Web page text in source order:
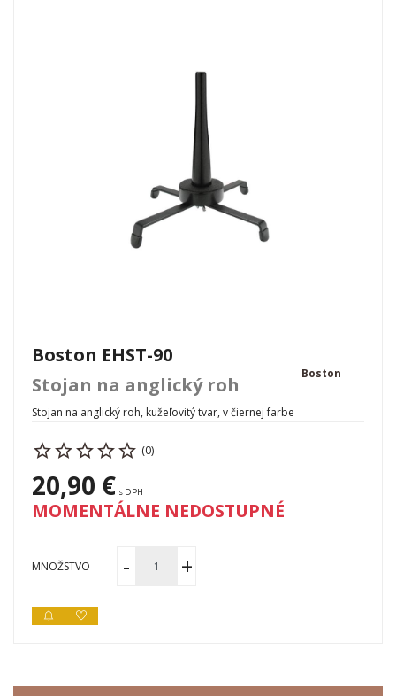
Boston EHST-90
Stojan na anglický roh
Boston
Stojan na anglický roh, kužeľovitý tvar, v čiernej farbe
(0)
20,90 € s DPH
MOMENTÁLNE NEDOSTUPNÉ
MNOŽSTVO